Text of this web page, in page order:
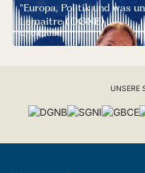
"Europa, Politik und was
Lemaitre (DGNB)
07.04.2026
UNSERE